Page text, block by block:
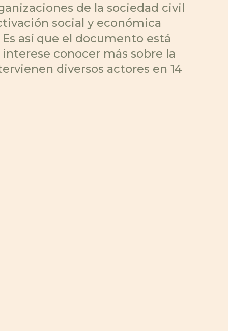
de la sociedad civil
social y económica
así que el documento está
conocer más sobre la
diversos actores en 14